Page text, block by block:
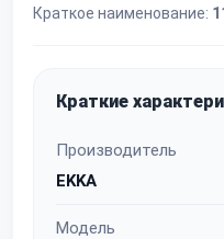
Краткое наименование:
Краткие
Производитель
EKKA
Модель